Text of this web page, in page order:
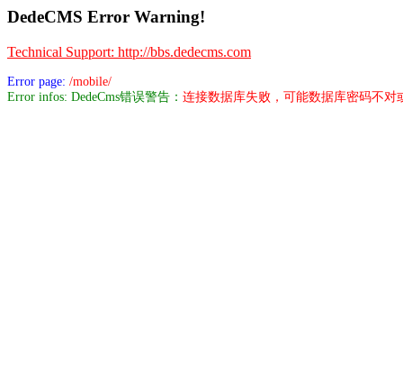
DedeCMS Error Warning!
Technical Support: http://bbs.dedecms.com
Error page: /mobile/
Error infos: DedeCms错误警告： 连接数据库失败，可能数据库密码不对